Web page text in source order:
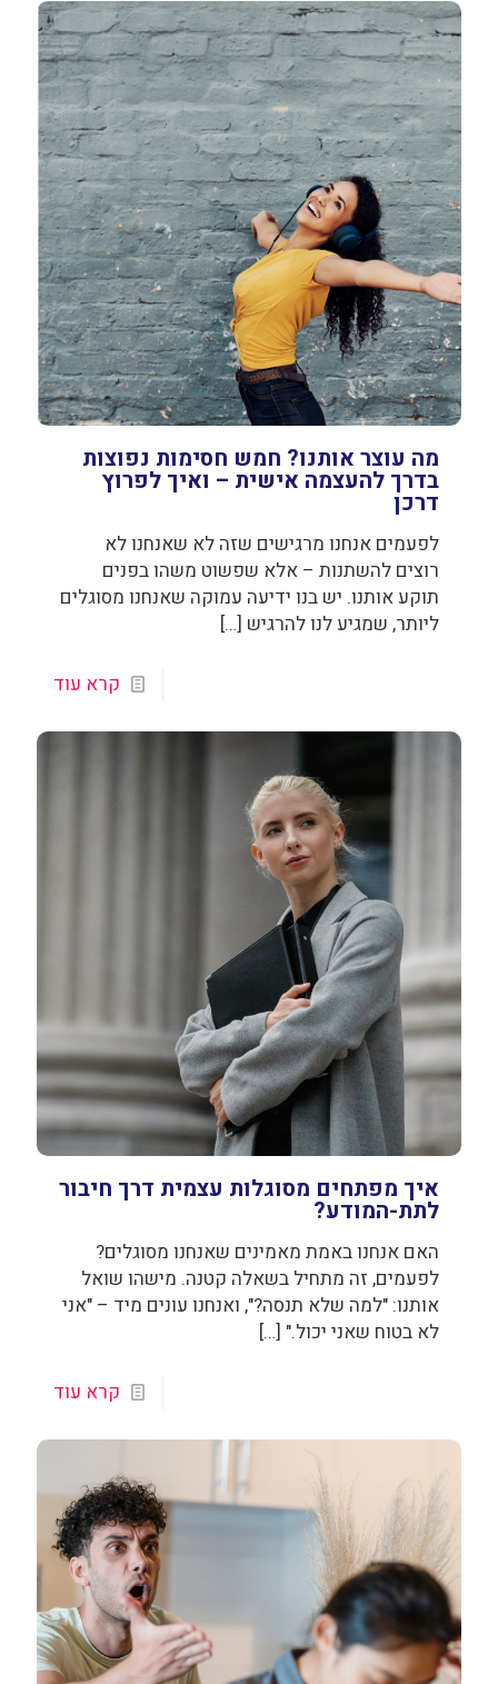
מה עוצר אותנו? חמש חסימות נפוצות
בדרך להעצמה אישית – ואיך לפרוץ
דרכן
לפעמים אנחנו מרגישים שזה לא שאנחנו לא
רוצים להשתנות – אלא שפשוט משהו בפנים
תוקע אותנו. יש בנו ידיעה עמוקה שאנחנו מסוגלים
ליותר, שמגיע לנו להרגיש […]
קרא עוד
איך מפתחים מסוגלות עצמית דרך חיבור
לתת-המודע?
האם אנחנו באמת מאמינים שאנחנו מסוגלים?
לפעמים, זה מתחיל בשאלה קטנה. מישהו שואל
אותנו: "למה שלא תנסה?", ואנחנו עונים מיד – "אני
לא בטוח שאני יכול." […]
קרא עוד